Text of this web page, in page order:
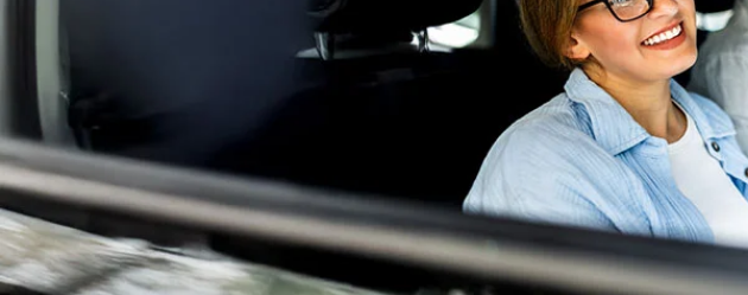
Suscríbete a nuestro blog y recibe mensualmente en tu
correo electrónico, las noticias más relevantes.